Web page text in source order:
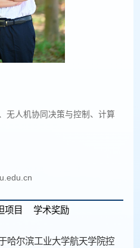
无人机协同决策与控制、计算
项目 学术奖励
哈尔滨工业大学航天学院控